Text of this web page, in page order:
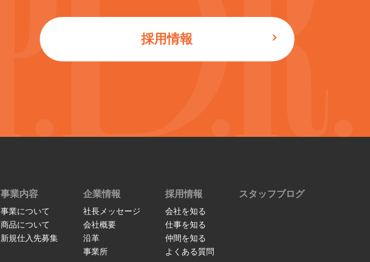
採用情報
事業内容
事業について
商品について
新規仕入先募集
企業情報
社長メッセージ
会社概要
沿革
事業所
採用情報
会社を知る
仕事を知る
仲間を知る
よくある質問
スタッフブログ